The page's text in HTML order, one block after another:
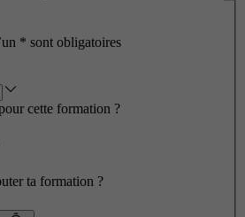
* sont obligatoires
cette formation ?
ta formation ?